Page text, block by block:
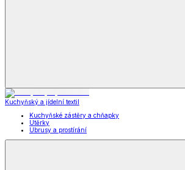
Kuchyňský a jídelní textil
Kuchyňské zástěry a chňapky
Utěrky
Ubrusy a prostírání